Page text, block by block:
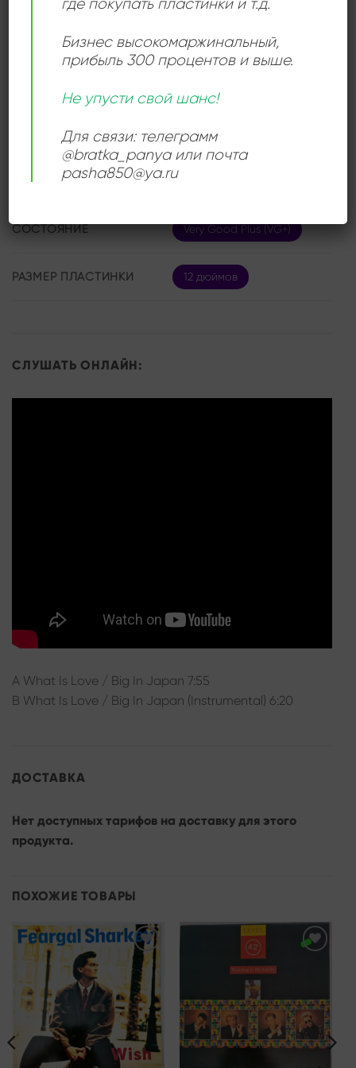
Beat Box
ИСПОЛНИТЕЛЬ
СОСТОЯНИЕ Very Good Plus (VG+)
РАЗМЕР ПЛАСТИНКИ 12 дюймов
СЛУШАТЬ ОНЛАЙН:
A What Is Love / Big In Japan 7:55
B What Is Love / Big In Japan (Instrumental) 6:20
ДОСТАВКА
Нет доступных тарифов на доставку для этого
продукта.
ПОХОЖИЕ ТОВАРЫ
Add to
wishlist
Бизнес высокомаржинальный,
прибыль 300 процентов и выше.
Не упусти свой шанс!
Для связи: телеграмм
@bratka_panya или почта
pasha850@ya.ru